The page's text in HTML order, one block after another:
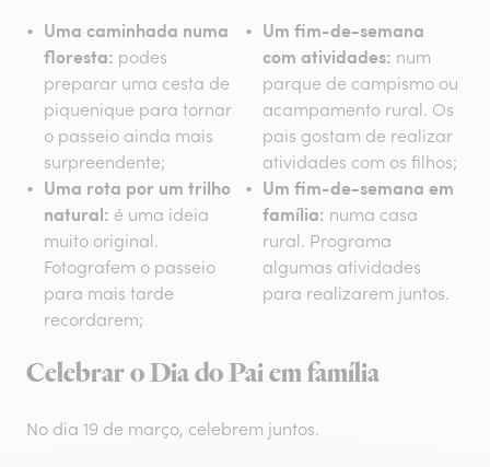
Uma caminhada numa
floresta: podes
preparar uma cesta de
piquenique para tornar
o passeio ainda mais
surpreendente;
Um fim-de-semana
com atividades: num
parque de campismo ou
acampamento rural. Os
pais gostam de realizar
atividades com os filhos;
Uma rota por um trilho
natural: é uma ideia
muito original.
Fotografem o passeio
para mais tarde
recordarem;
Um fim-de-semana em
família: numa casa
rural. Programa
algumas atividades
para realizarem juntos.
Celebrar o Dia do Pai em família
No dia 19 de março, celebrem juntos.